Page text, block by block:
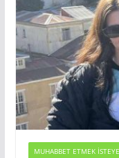
MUHABBET ETMEK